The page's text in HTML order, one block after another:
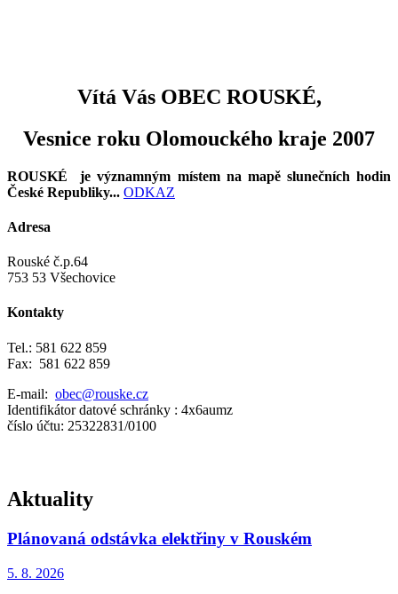
Vítá Vás OBEC ROUSKÉ,
Vesnice roku Olomouckého kraje 2007
ROUSKÉ je významným místem na mapě slunečních hodin
České Republiky... ODKAZ
Adresa
Rouské č.p.64
753 53 Všechovice
Kontakty
Tel.: 581 622 859
Fax: 581 622 859
E-mail: obec@rouske.cz
Identifikátor datové schránky : 4x6aumz
číslo účtu: 25322831/0100
Aktuality
Plánovaná odstávka elektřiny v Rouském
5. 8. 2026